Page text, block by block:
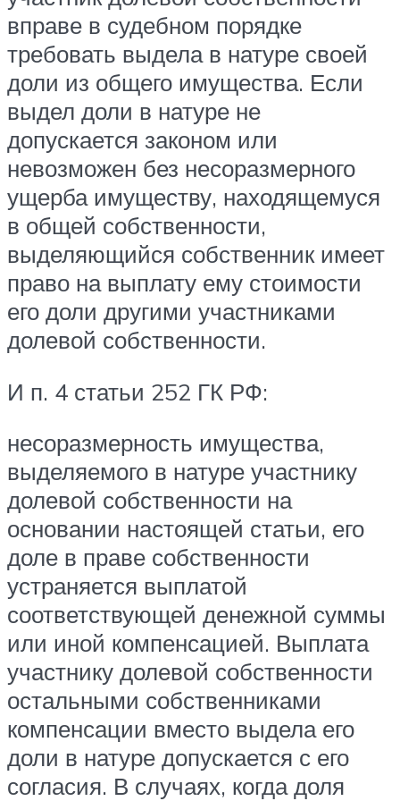
вправе в судебном порядке
требовать выдела в натуре своей
доли из общего имущества. Если
выдел доли в натуре не
допускается законом или
невозможен без несоразмерного
ущерба имуществу, находящемуся
в общей собственности,
выделяющийся собственник имеет
право на выплату ему стоимости
его доли другими участниками
долевой собственности.
И п. 4 статьи 252 ГК РФ:
несоразмерность имущества,
выделяемого в натуре участнику
долевой собственности на
основании настоящей статьи, его
доле в праве собственности
устраняется выплатой
соответствующей денежной суммы
или иной компенсацией. Выплата
участнику долевой собственности
остальными собственниками
компенсации вместо выдела его
доли в натуре допускается с его
согласия. В случаях, когда доля